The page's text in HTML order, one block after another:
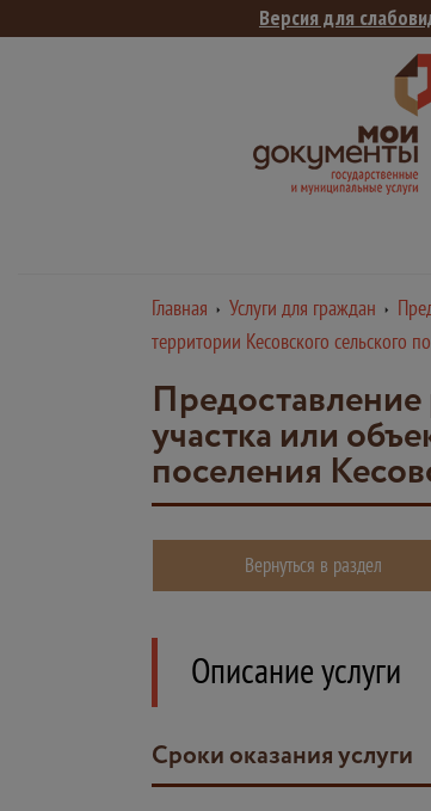
Версия для
Главная Услуги для граждан
территории Кесовского сельского
участка или
поселения
Вернуться в раздел
Описание услуги
Сроки оказания услуги